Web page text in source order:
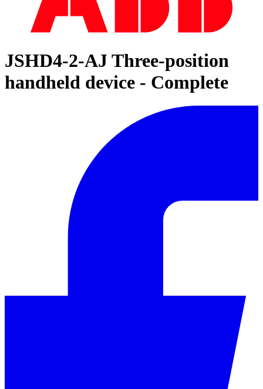
JSHD4-2-AJ Three-position
handheld device - Complete